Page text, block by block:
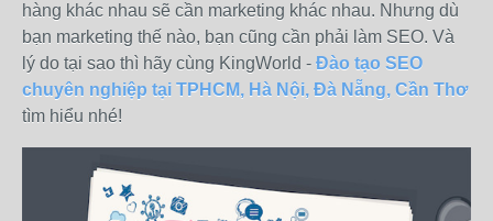
hàng khác nhau sẽ cần marketing khác nhau. Nhưng dù
bạn marketing thế nào, bạn cũng cần phải làm SEO. Và
lý do tại sao thì hãy cùng KingWorld - Đào tạo SEO
chuyên nghiệp tại TPHCM, Hà Nội, Đà Nẵng, Cần Thơ
tìm hiểu nhé!